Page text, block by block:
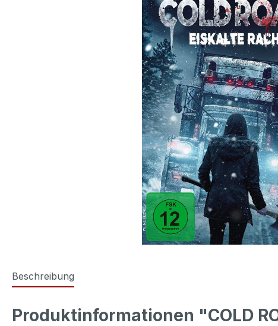
Beschreibung
Produktinformationen "COLD